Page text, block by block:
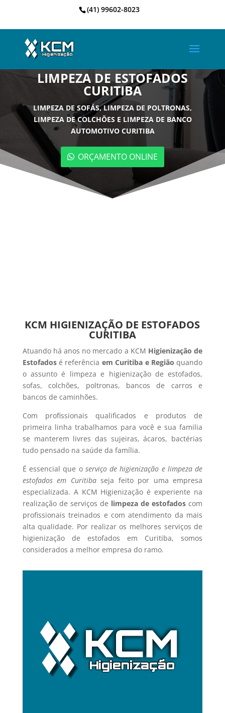
(41) 99602-8023
LIMPEZA DE ESTOFADOS
CURITIBA
LIMPEZA DE SOFÁS, LIMPEZA DE POLTRONAS,
LIMPEZA DE COLCHÕES E LIMPEZA DE BANCO
AUTOMOTIVO CURITIBA
ORÇAMENTO ONLINE
KCM HIGIENIZAÇÃO DE ESTOFADOS
CURITIBA
Atuando há anos no mercado a KCM Higienização de
Estofadosé referência em Curitiba e Região quando
o assunto é limpeza e higienização de estofados,
sofas, colchões, poltronas, bancos de carros e
bancos de caminhões.
Com profissionais qualificados e produtos de
primeira linha trabalhamos para você e sua familia
se manterem livres das sujeiras, ácaros, bactérias
tudo pensado na saúde da família.
É essencial que o serviço de higienização e limpeza de
estofados em Curitibaseja feito por uma empresa
especializada. A KCM Higienização é experiente na
realização de serviços de limpeza de estofados com
profissionais treinados e com atendimento da mais
alta qualidade. Por realizar os melhores serviços de
higienização de estofados em Curitiba, somos
considerados a melhor empresa do ramo.